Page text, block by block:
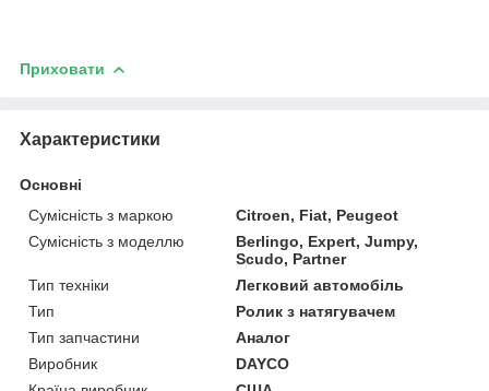
Приховати
Характеристики
Основні
Сумісність з маркою
Citroen, Fiat, Peugeot
Сумісність з моделлю
Berlingo, Expert, Jumpy,
Scudo, Partner
Тип техніки
Легковий автомобіль
Тип
Ролик з натягувачем
Тип запчастини
Аналог
Виробник
DAYCO